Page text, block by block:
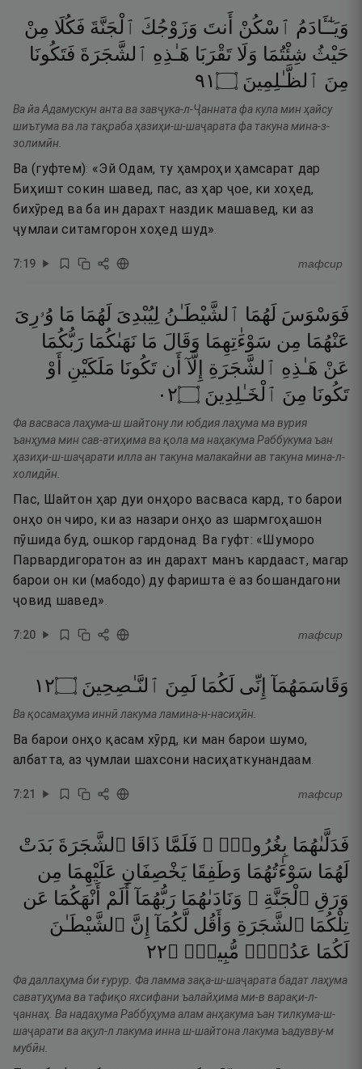
وَيَـٰٓـَٔادَمُ ٱسْكُنْ أَنتَ وَزَوْجُكَ ٱلْجَنَّةَ فَكُلَا مِنْ
حَيْثُ شِئْتُمَا وَلَا تَقْرَبَا هَـٰذِهِ ٱلشَّجَرَةَ فَتَكُونَا
مِنَ ٱلظَّـٰلِمِينَ ۝١٩
Ва йа Адамускун анта ва завҷука-л-Ҷанната фа кула мин ҳайсу
шиътума ва ла тақраба ҳазиҳи-ш-шаҷарата фа такуна мина-з-
золимӣн.
Ва (гуфтем): «Эй Одам, ту ҳамроҳи ҳамсарат дар
Биҳишт сокин шавед, пас, аз ҳар ҷое, ки хоҳед,
бихӯред ва ба ин дарахт наздик машавед, ки аз
ҷумлаи ситамгорон хоҳед шуд».
7:19 тафсир
فَوَسْوَسَ لَهُمَا ٱلشَّيْطَـٰنُ لِيُبْدِىَ لَهُمَا مَا وُۥرِىَ
عَنْهُمَا مِن سَوْءَٰتِهِمَا وَقَالَ مَا نَهَىٰكُمَا رَبُّكُمَا
عَنْ هَـٰذِهِ ٱلشَّجَرَةِ إِلَّآ أَن تَكُونَا مَلَكَيْنِ
أَوْ
تَكُونَا مِنَ ٱلْخَـٰلِدِينَ ۝٢٠
Фа васваса лаҳума-ш шайтону ли юбдия лаҳума ма вурия
ъанҳума мин сав-атиҳима ва қола ма наҳакума Раббукума ъан
ҳазиҳи-ш-шаҷарати илла ан такуна малакайни ав такуна мина-л-
холидӣн.
Пас, Шайтон ҳар дуи онҳоро васваса кард, то барои
онҳо он чиро, ки аз назари онҳо аз шармгоҳашон
пӯшида буд, ошкор гардонад. Ва гуфт: «Шуморо
Парвардигоратон аз ин дарахт манъ кардааст, магар
барои он ки (мабодо) ду фаришта ё аз бошандагони
ҷовид шавед».
7:20 тафсир
وَقَاسَمَهُمَآ إِنِّى لَكُمَا لَمِنَ ٱلنَّـٰصِحِينَ ۝٢١
Ва қосамаҳума иннӣ лакума ламина-н-насиҳӣн.
Ва барои онҳо қасам хӯрд, ки ман барои шумо,
албатта, аз ҷумлаи шахсони насиҳаткунандаам.
7:21 тафсир
فَدَلَّىٰهُمَا بِغُرُورٍۢ ۚ فَلَمَّا ذَاقَا ٱلشَّجَرَةَ بَدَتْ
لَهُمَا سَوْءَٰتُهُمَا وَطَفِقَا يَخْصِفَانِ عَلَيْهِمَا مِن
وَرَقِ ٱلْجَنَّةِ ۖ وَنَادَىٰهُمَا رَبُّهُمَآ أَلَمْ أَنْهَكُمَا عَن
تِلْكُمَا ٱلشَّجَرَةِ وَأَقُل لَّكُمَآ إِنَّ ٱلشَّيْطَـٰنَ
لَكُمَا عَدُوٌّۭ مُّبِينٌۭ ۝٢٢
Фа даллаҳума би ғурур. Фа ламма зақа-ш-шаҷарата бадат лаҳума
саватуҳума ва тафиқо яхсифани ъалайҳима ми-в варақи-л-
ҷаннаҳ. Ва надаҳума Раббуҳума алам анҳакума ъан тилкума-ш-
шаҷарати ва ақул-л лакума инна ш-шайтона лакума ъадувву-м
мубӣн.